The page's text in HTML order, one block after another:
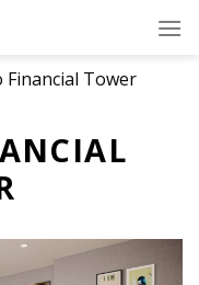
Financial Tower